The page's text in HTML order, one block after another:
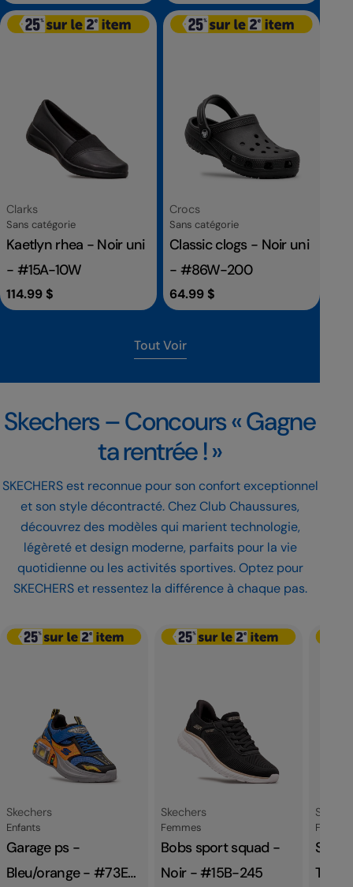
habituel
habituel
Fournisseur:
Clarks
Catégorie
Sans catégorie
Kaetlyn rhea - Noir uni
- #15A-10W
Prix
114.99 $
Fournisseur:
Crocs
Catégorie
Sans catégorie
Classic clogs - Noir uni
- #86W-200
Prix
64.99 $
Tout Voir
Skechers – Concours « Gagne
ta rentrée ! »
SKECHERS est reconnue pour son confort exceptionnel
et son style décontracté. Chez Club Chaussures,
découvrez des modèles qui marient technologie,
légèreté et design moderne, parfaits pour la vie
quotidienne ou les activités sportives. Optez pour
SKECHERS et ressentez la différence à chaque pas.
Fournisseur:
Skechers
Catégorie
Enfants
Garage ps -
Bleu/orange - #73E-
Fournisseur:
Skechers
Catégorie
Femmes
Bobs sport squad -
Noir - #15B-245
Slip